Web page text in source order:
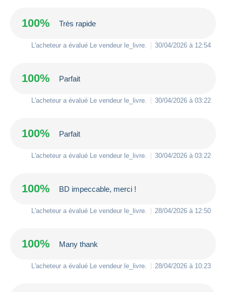
100% Très rapide
L'acheteur a évalué Le vendeur le_livre. 30/04/2026 à 12:54
100% Parfait
L'acheteur a évalué Le vendeur le_livre. 30/04/2026 à 03:22
100% Parfait
L'acheteur a évalué Le vendeur le_livre. 30/04/2026 à 03:22
100% BD impeccable, merci !
L'acheteur a évalué Le vendeur le_livre. 28/04/2026 à 12:50
100% Many thank
L'acheteur a évalué Le vendeur le_livre. 28/04/2026 à 10:23